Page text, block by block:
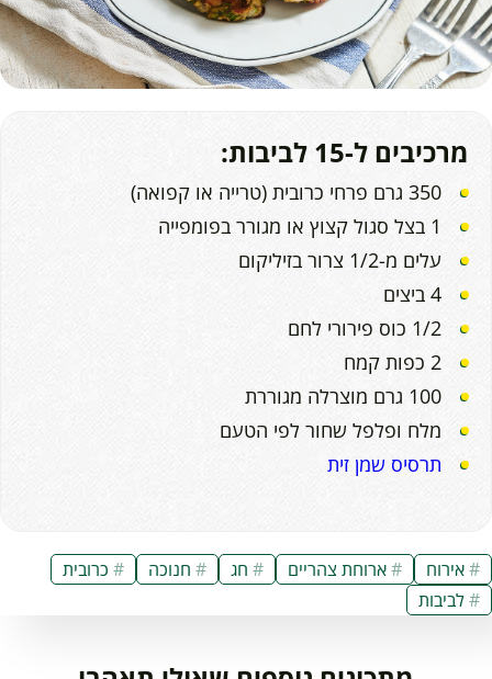
מרכיבים ל-15 לביבות:
350 גרם פרחי כרובית (טרייה או קפואה)
1 בצל סגול קצוץ או מגורר בפומפייה
עלים מ-1/2 צרור בזיליקום
4 ביצים
1/2 כוס פירורי לחם
2 כפות קמח
100 גרם מוצרלה מגוררת
מלח ופלפל שחור לפי הטעם
תרסיס שמן זית
אירוח ארוחת צהריים חג חנוכה
כרובית
לביבות